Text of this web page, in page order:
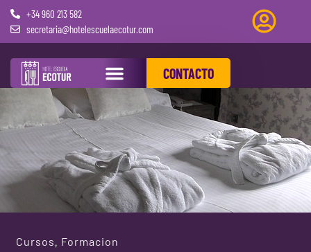
+34 960 213 582
secretaria@hotelescuelaecotur.com
CONTACTO
Cursos, Formacion